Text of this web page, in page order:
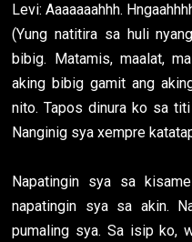
Levi: Aaaaaaahhh.
(Yung natitira sa huli
bibig. Matamis, maalat,
aking bibig gamit ang
nito. Tapos dinura ko sa
Nanginig sya xempre
Napatingin sya sa
napatingin sya sa akin.
pumaling sya. Sa isip ko,